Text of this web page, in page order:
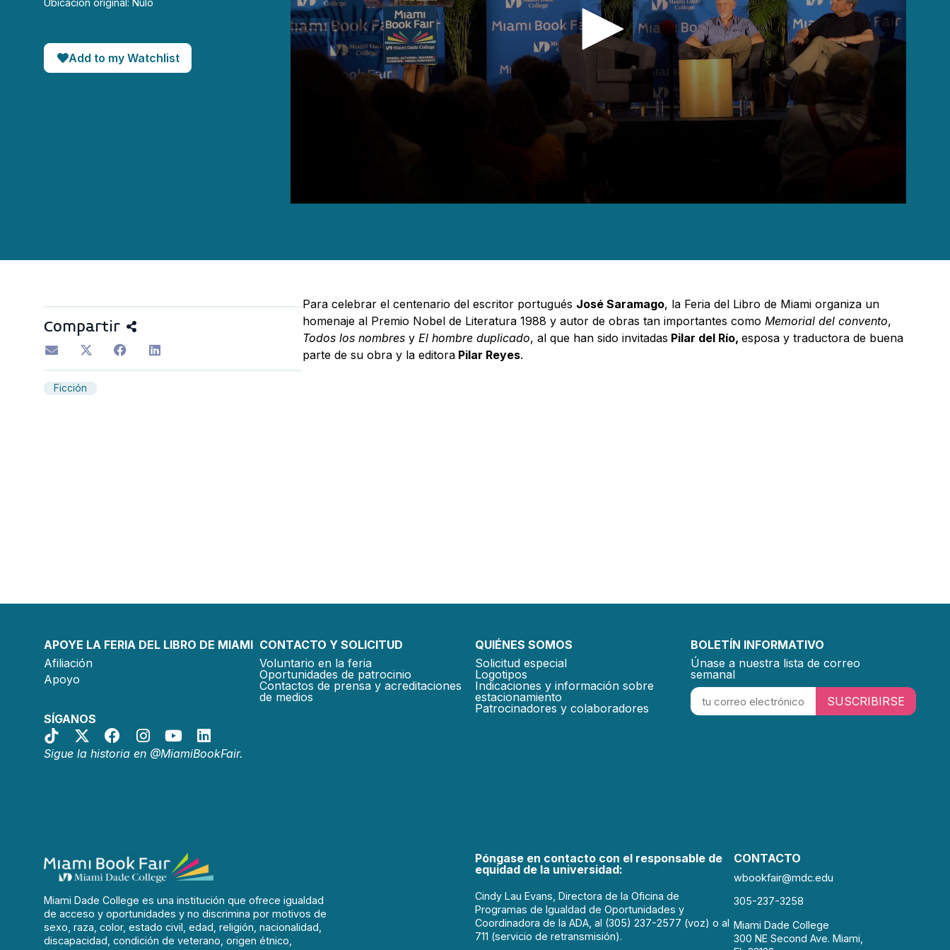
Add to my Watchlist
Compartir
Ficción
Para celebrar el centenario del escritor portugués José Saramago, la Feria del Libro de Miami organiza un
homenaje al Premio Nobel de Literatura 1988 y autor de obras tan importantes como Memorial del convento,
Todos los nombres y El hombre duplicado, al que han sido invitadas Pilar del Río, esposa y traductora de buena
parte de su obra y la editora Pilar Reyes.
APOYE LA FERIA DEL LIBRO DE MIAMI
Afiliación
Apoyo
SÍGANOS
Sigue la historia en @MiamiBookFair.
CONTACTO Y SOLICITUD
Voluntario en la feria
Oportunidades de patrocinio
Contactos de prensa y acreditaciones
de medios
QUIÉNES SOMOS
Solicitud especial
Logotipos
Indicaciones y información sobre
estacionamiento
Patrocinadores y colaboradores
BOLETÍN INFORMATIVO
Únase a nuestra lista de correo
semanal
SUSCRIBIRSE
Miami Dade College es una institución que ofrece igualdad
de acceso y oportunidades y no discrimina por motivos de
sexo, raza, color, estado civil, edad, religión, nacionalidad,
discapacidad, condición de veterano, origen étnico,
Póngase en contacto con el responsable de
equidad de la universidad:
Cindy Lau Evans, Directora de la Oficina de
Programas de Igualdad de Oportunidades y
Coordinadora de la ADA, al (305) 237-2577 (voz) o al
711 (servicio de retransmisión).
CONTACTO
wbookfair@mdc.edu
305-237-3258
Miami Dade College
300 NE Second Ave. Miami,